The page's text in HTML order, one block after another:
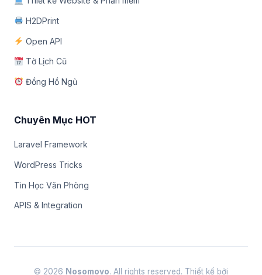
H2DPrint
Open API
Tờ Lịch Cũ
Đồng Hồ Ngủ
Chuyên Mục HOT
Laravel Framework
WordPress Tricks
Tin Học Văn Phòng
APIS & Integration
© 2026 Nosomovo. All rights reserved. Thiết kế bởi